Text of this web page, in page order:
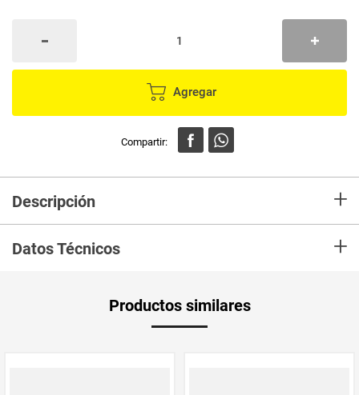
Agregar
Descripción +
diferentes preparaciones de sal o de dulce, líquidas o sólidas, aportando
todos los beneficios de la Avena.
Datos Técnicos +
Productos similares